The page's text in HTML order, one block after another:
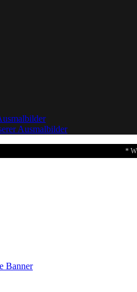
Ausmalbilder
*
Banner